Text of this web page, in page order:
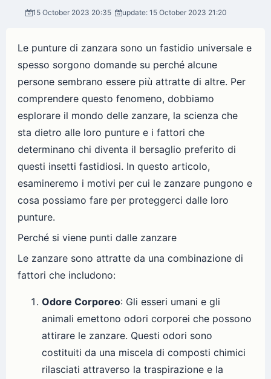
15 October 2023 20:35 update: 15 October 2023 21:20
Le punture di zanzara sono un fastidio universale e
spesso sorgono domande su perché alcune
persone sembrano essere più attratte di altre. Per
comprendere questo fenomeno, dobbiamo
esplorare il mondo delle zanzare, la scienza che
sta dietro alle loro punture e i fattori che
determinano chi diventa il bersaglio preferito di
questi insetti fastidiosi. In questo articolo,
esamineremo i motivi per cui le zanzare pungono e
cosa possiamo fare per proteggerci dalle loro
punture.
Perché si viene punti dalle zanzare
Le zanzare sono attratte da una combinazione di
fattori che includono:
Odore Corporeo: Gli esseri umani e gli
animali emettono odori corporei che possono
attirare le zanzare. Questi odori sono
costituiti da una miscela di composti chimici
rilasciati attraverso la traspirazione e la